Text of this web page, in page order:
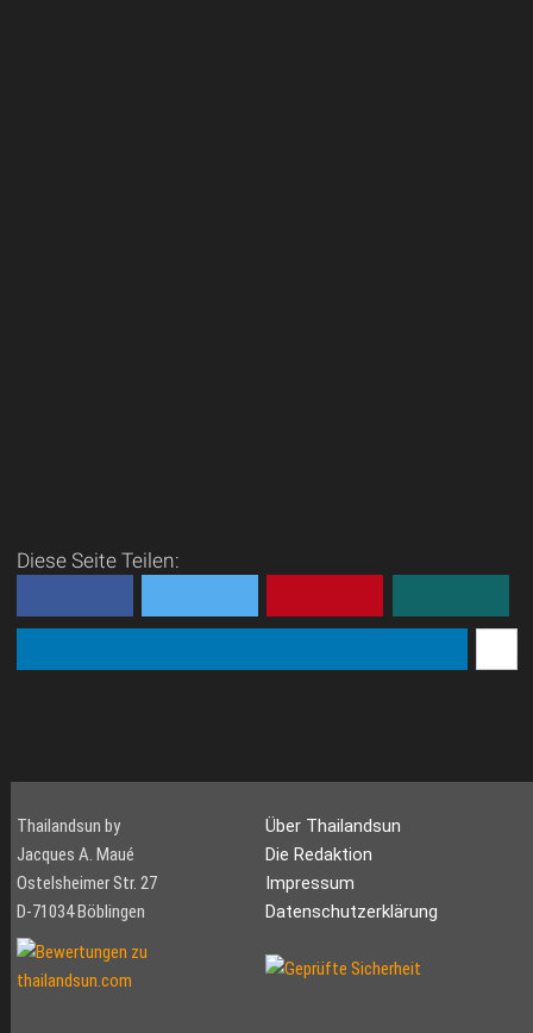
Diese Seite Teilen:
Thailandsun by
Jacques A. Maué
Ostelsheimer Str. 27
D-71034 Böblingen
Über Thailandsun
Die Redaktion
Impressum
Datenschutzerklärung